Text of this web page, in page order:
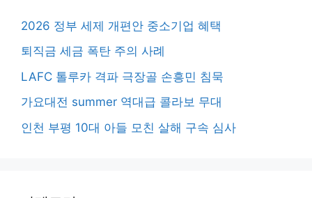
2026 정부 세제 개편안 중소기업 혜택
퇴직금 세금 폭탄 주의 사례
LAFC 톨루카 격파 극장골 손흥민 침묵
가요대전 summer 역대급 콜라보 무대
인천 부평 10대 아들 모친 살해 구속 심사